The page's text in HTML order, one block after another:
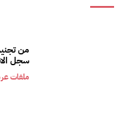
من
سجل
ملفات